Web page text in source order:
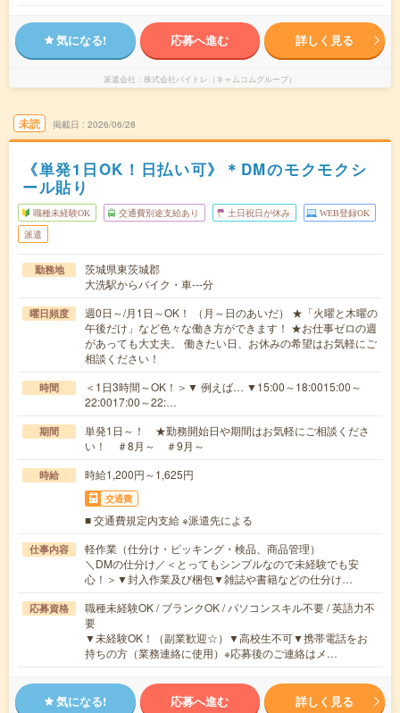
気になる! 応募へ進む 詳しく見る
派遣会社 株式会社バイトレ（キャムコムグループ）
未読 掲載日 2026/06/28
《単発1日OK！日払い可》＊DMのモクモクシ
ール貼り
職種未経験OK 交通費別途支給あり 土日祝日が休み WEB登録OK
派遣
勤務地
茨城県東茨城郡
大洗駅からバイク・車---分
曜日頻度
週0日～/月1日～OK！ （月～日のあいだ） ★「火曜と木曜の
午後だけ」など色々な働き方ができます！ ★お仕事ゼロの週
があっても大丈夫。 働きたい日、お休みの希望はお気軽にご
相談ください！
時間
＜1日3時間～OK！＞▼ 例えば… ▼15:00～18:0015:00～
22:0017:00～22:…
期間
単発1日～！ ★勤務開始日や期間はお気軽にご相談くださ
い！ ＃8月～ ＃9月～
時給 時給1,200円～1,625円
交通費
■ 交通費規定内支給 ※派遣先による
仕事内容
軽作業（仕分け・ピッキング・検品、商品管理）
＼DMの仕分け／＜とってもシンプルなので未経験でも安
心！＞▼封入作業及び梱包▼雑誌や書籍などの仕分け…
応募資格
職種未経験OK / ブランクOK / パソコンスキル不要 / 英語力不
要
▼未経験OK！（副業歓迎☆）▼高校生不可▼携帯電話をお
持ちの方（業務連絡に使用）※応募後のご連絡はメ…
気になる! 応募へ進む 詳しく見る